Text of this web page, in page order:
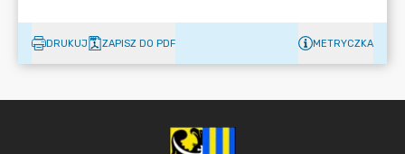
DRUKUJ ZAPISZ DO PDF METRYCZKA